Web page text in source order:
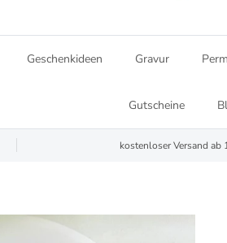
Geschenkideen Gravur
Gutscheine
kostenloser Versand ab